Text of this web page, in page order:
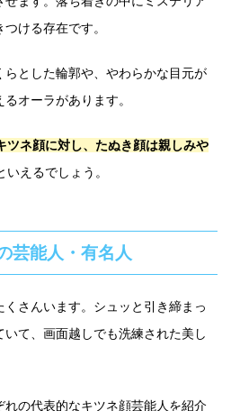
ける存在です。
とした輪郭や、やわらかな目元が
オーラがあります。
ツネ顔に対し、たぬき顔は親しみや
いえるでしょう。
芸能人・有名人
さんいます。シュッと引き締まっ
て、画面越しでも洗練された美し
れの代表的なキツネ顔芸能人を紹介